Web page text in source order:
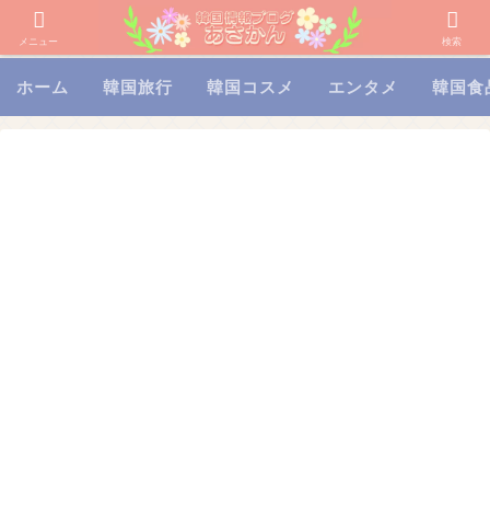
ホーム 韓国旅行 韓国コスメ エンタメ 韓国食
メニュー 検索